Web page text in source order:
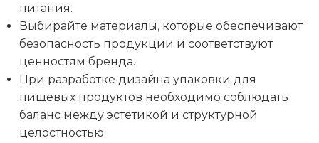
питания.
Выбирайте материалы, которые обеспечивают
безопасность продукции и соответствуют
ценностям бренда.
При разработке дизайна упаковки для
пищевых продуктов необходимо соблюдать
баланс между эстетикой и структурной
целостностью.